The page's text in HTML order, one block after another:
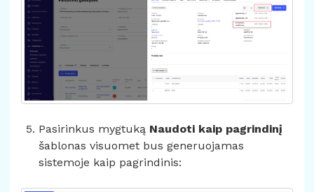
Pasirinkus mygtuką Naudoti kaip pagrindinį
šablonas visuomet bus generuojamas
sistemoje kaip pagrindinis: